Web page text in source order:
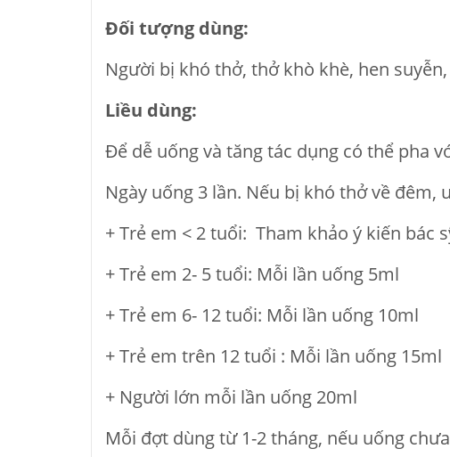
Đối tượng dùng:
Người bị khó thở, thở khò khè, hen
Liều dùng:
Để dễ uống và tăng tác dụng có thể pha
Ngày uống 3 lần. Nếu bị khó thở về
+ Trẻ em < 2 tuổi: Tham khảo ý kiến bác
+ Trẻ em 2- 5 tuổi: Mỗi lần uống 5ml
+ Trẻ em 6- 12 tuổi: Mỗi lần uống 10ml
+ Trẻ em trên 12 tuổi : Mỗi lần uống 15ml
+ Người lớn mỗi lần uống 20ml
Mỗi đợt dùng từ 1-2 tháng, nếu uống